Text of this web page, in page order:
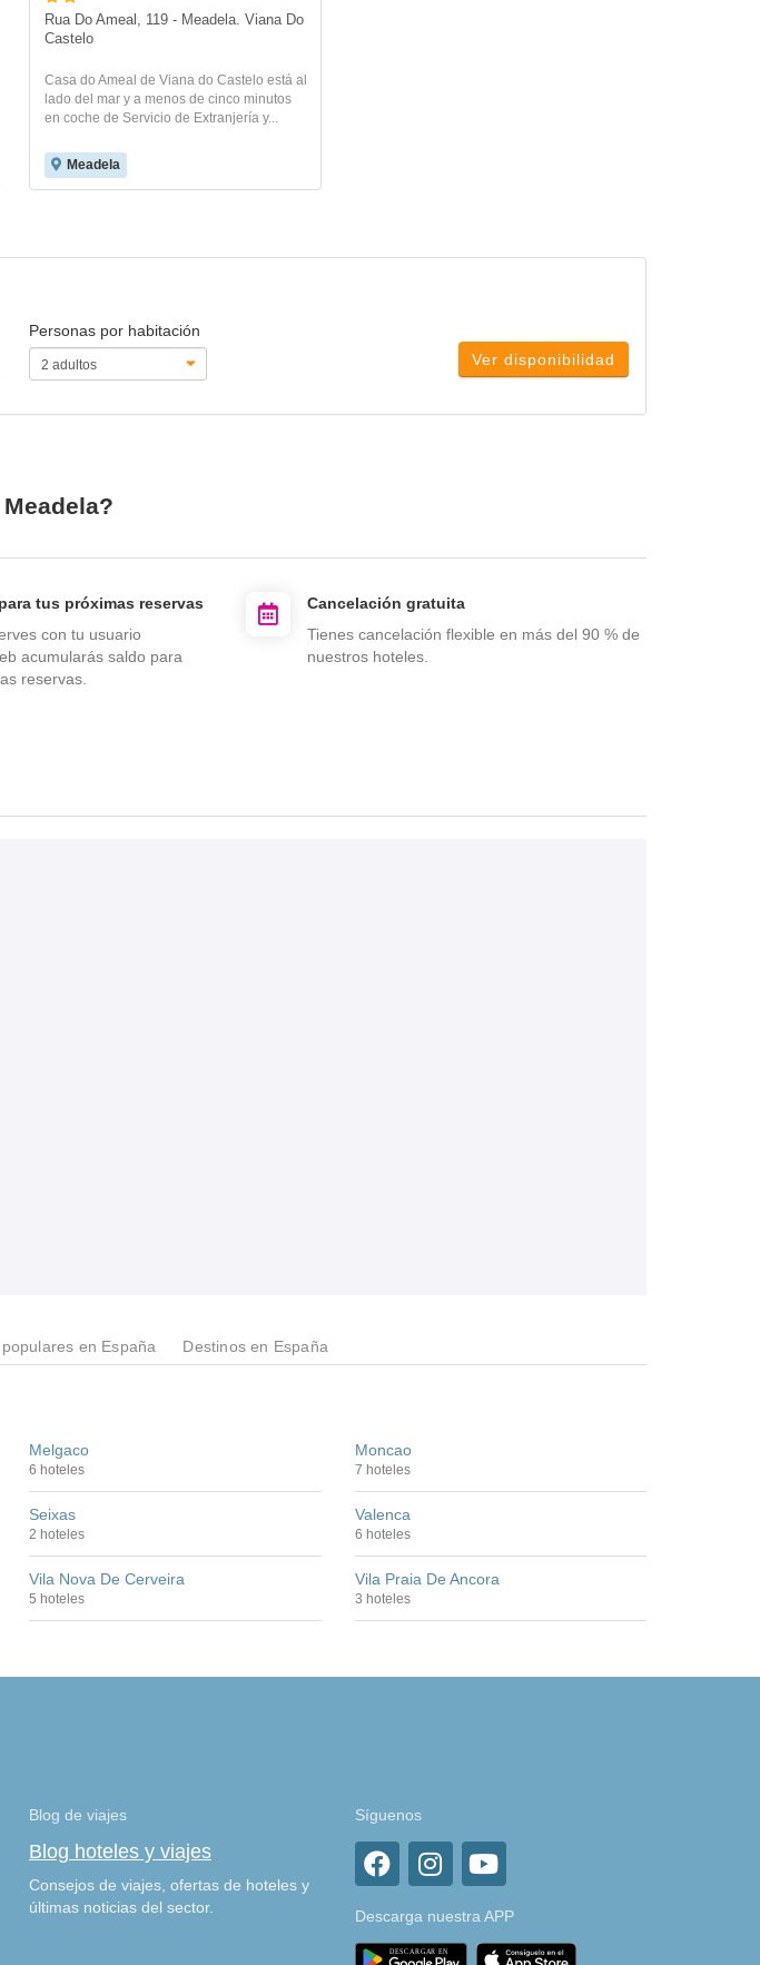
Rua Do Ameal, 119 - Meadela. Viana Do
Castelo
Casa do Ameal de Viana do Castelo está al
lado del mar y a menos de cinco minutos
en coche de Servicio de Extranjería y...
Meadela
Personas por habitación
Ver disponibilidad
tus próximas reservas
con tu usuario
acumularás saldo para
reservas.
Cancelación gratuita
Tienes cancelación flexible en más del 90 % de
nuestros hoteles.
en España Destinos en España
Melgaco
6 hoteles
Moncao
7 hoteles
Seixas
2 hoteles
Valenca
6 hoteles
Vila Nova De Cerveira
5 hoteles
Vila Praia De Ancora
3 hoteles
Blog de viajes
Blog hoteles y viajes
Consejos de viajes, ofertas de hoteles y
últimas noticias del sector.
Síguenos
Descarga nuestra APP